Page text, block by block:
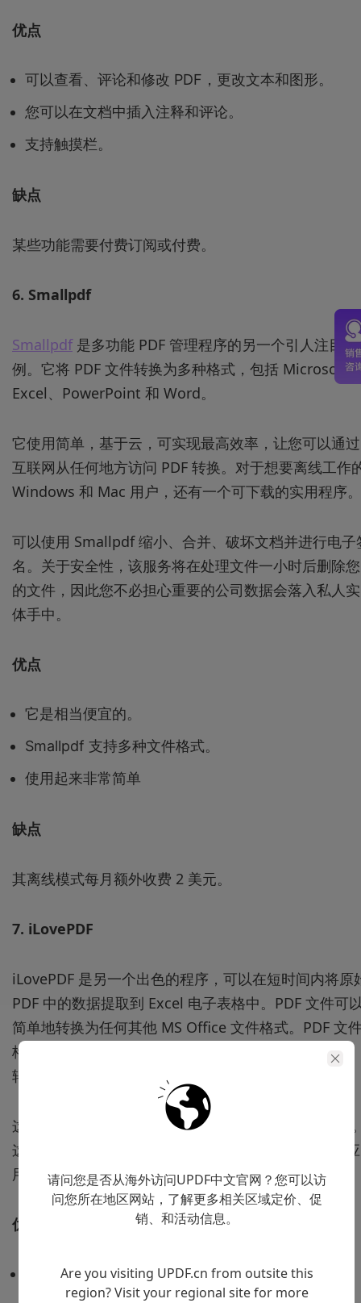
请问您是否从海外访问UPDF中文官网？您可以访
问您所在地区网站，了解更多相关区域定价、促
销、和活动信息。
Are you visiting UPDF.cn from outsite this
region? Visit your regional site for more
优点
可以查看、评论和修改 PDF，更改文本和图形。
您可以在文档中插入注释和评论。
支持触摸栏。
缺点
某些功能需要付费订阅或付费。
6. Smallpdf
Smallpdf是多功能 PDF 管理程序的另一个引人注目
例。它将 PDF 文件转换为多种格式，包括 Microsoft
Excel、PowerPoint 和 Word。
它使用简单，基于云，可实现最高效率，让您可以通过
互联网从任何地方访问 PDF 转换。对于想要离线工作
Windows 和 Mac 用户，还有一个可下载的实用程序。
可以使用 Smallpdf 缩小、合并、破坏文档并进行电子
名。关于安全性，该服务将在处理文件一小时后删除您
的文件，因此您不必担心重要的公司数据会落入私人实
体手中。
优点
它是相当便宜的。
Smallpdf 支持多种文件格式。
使用起来非常简单
缺点
其离线模式每月额外收费 2 美元。
7. iLovePDF
iLovePDF 是另一个出色的程序，可以在短时间内将原
PDF 中的数据提取到 Excel 电子表格中。PDF 文件可
简单地转换为任何其他 MS Office 文件格式。PDF 文
格式可以轻松地缩小、组合、分割、更改、解密和反
转。它还使您能够恢复损坏的 PDF 文件。
这个完整的 PDF 到 Excel 转换器可以离线和在线访问
这两个版本的使用都非常简单，因为您将文件上传到应
用程序中，转换过程立即开始。
优点
使用简单且直接。